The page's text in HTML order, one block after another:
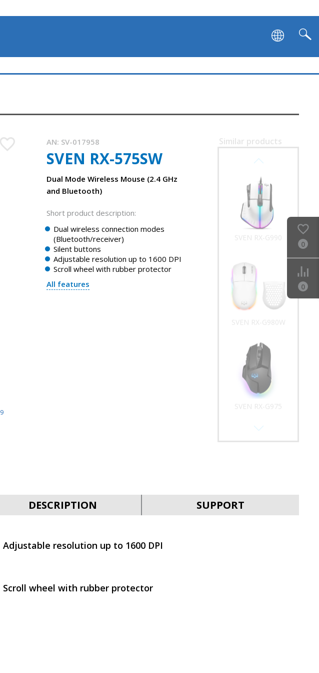
9
AN: SV-017958
SVEN RX-575SW
Dual Mode Wireless Mouse (2.4 GHz
and Bluetooth)
Short product description:
Dual wireless connection modes
(Bluetooth/receiver)
Silent buttons
Adjustable resolution up to 1600 DPI
Scroll wheel with rubber protector
All features
Similar products
SVEN RX-G990
SVEN RX-G980W
SVEN RX-G975
DESCRIPTION SUPPORT
Adjustable resolution up to 1600 DPI
Scroll wheel with rubber protector
0
0